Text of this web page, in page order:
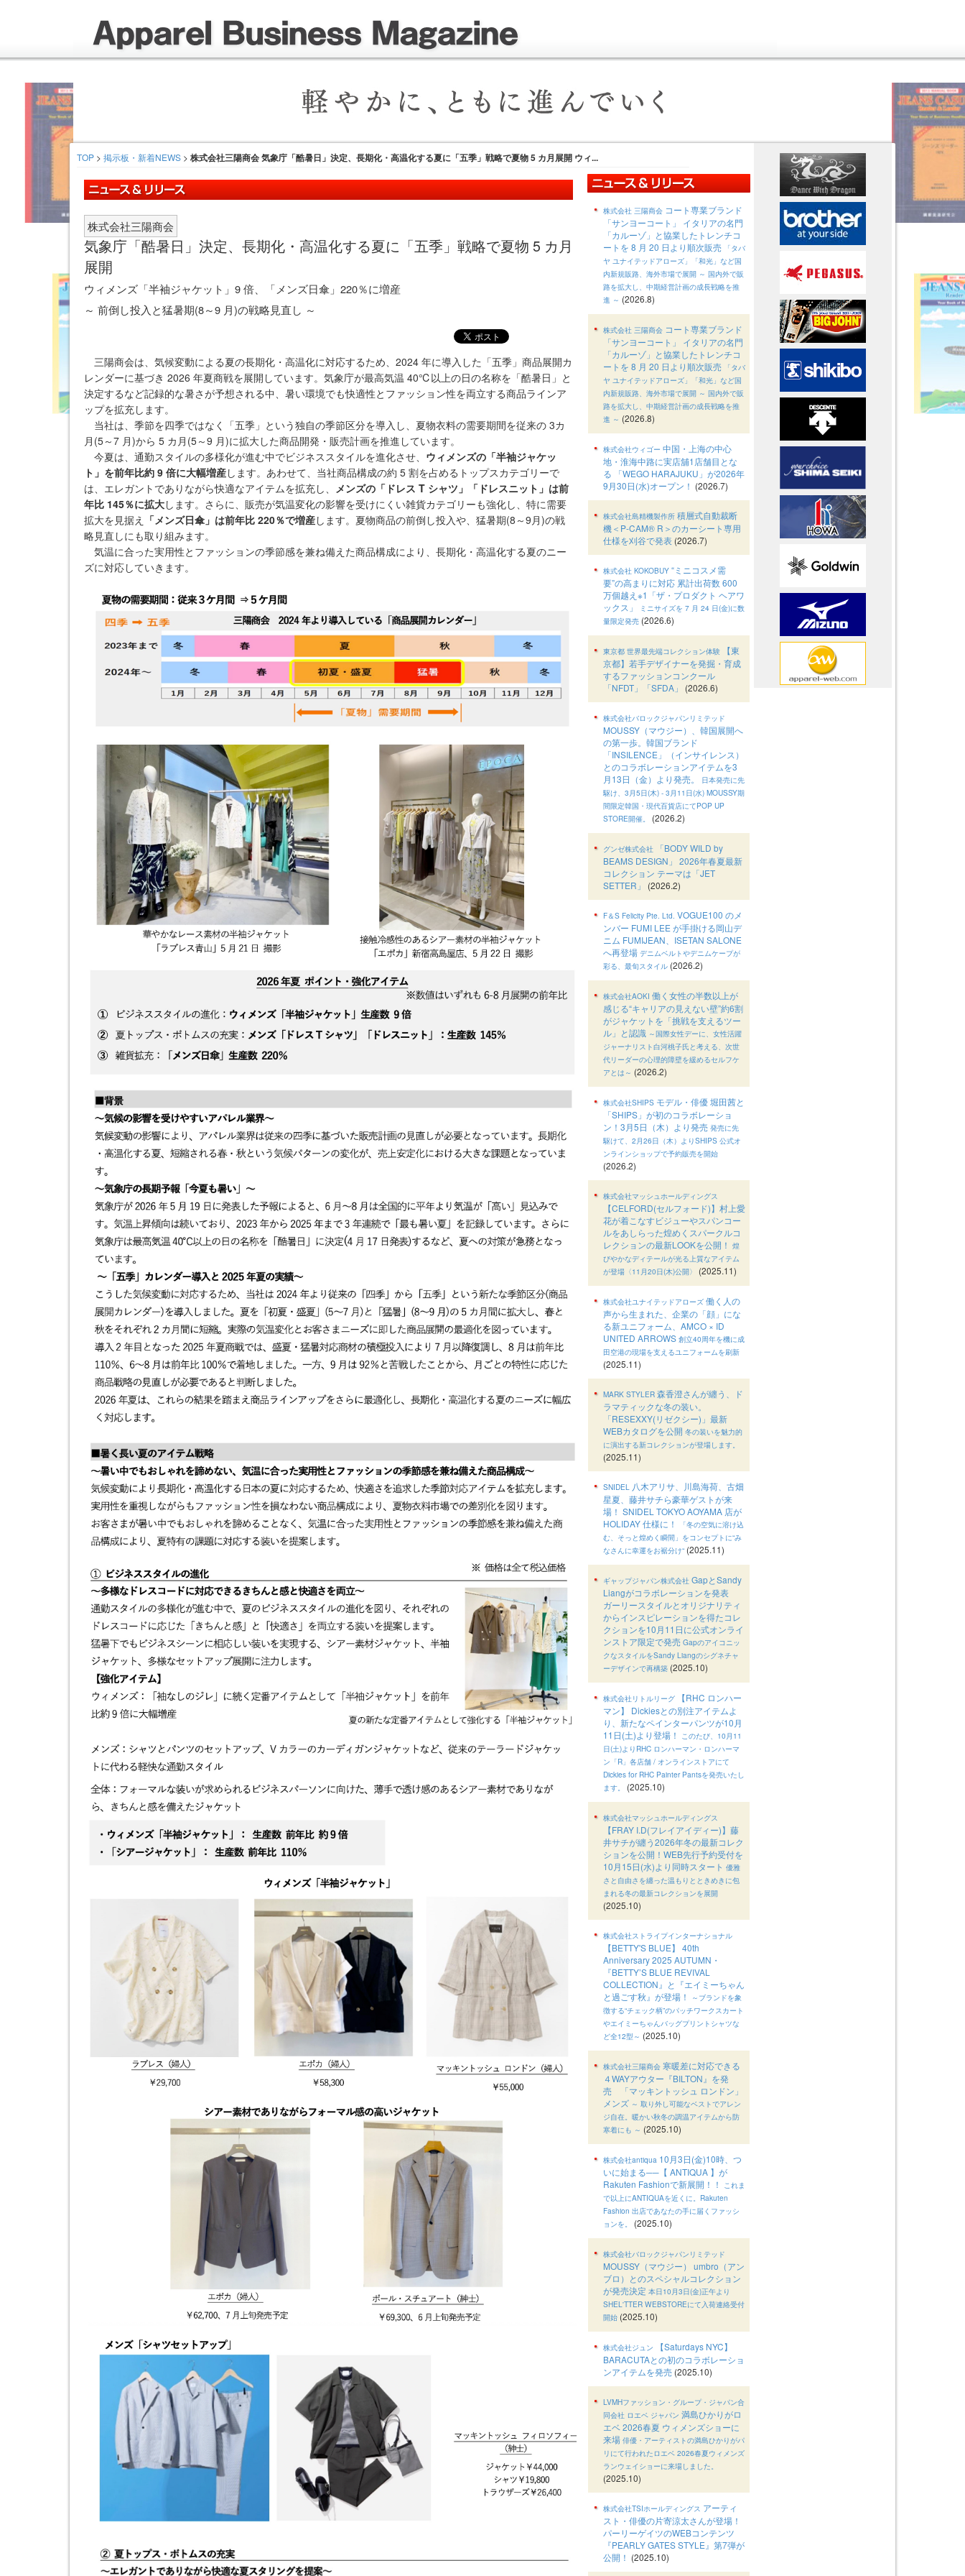
TOP > 掲示板・新着NEWS > 株式会社三陽商会 気象庁「酷暑日」決定、長期化・高温化する夏に「五季」戦略で夏物 5 カ月展開 ウィ...
株式会社三陽商会
気象庁「酷暑日」決定、長期化・高温化する夏に「五季」戦略で夏物 5 カ月
展開
ウィメンズ「半袖ジャケット」9 倍、「メンズ日傘」220％に増産
～ 前倒し投入と猛暑期(8～9 月)の戦略見直し ～
三陽商会は、気候変動による夏の長期化・高温化に対応するため、2024 年に導入した「五季」商品展開カ
レンダーに基づき 2026 年夏商戦を展開しています。気象庁が最高気温 40℃以上の日の名称を「酷暑日」と
決定するなど記録的な暑さが予想される中、暑い環境でも快適性とファッション性を両立する商品ラインア
ップを拡充します。
当社は、季節を四季ではなく「五季」という独自の季節区分を導入し、夏物衣料の需要期間を従来の 3カ
月(5～7 月)から 5 カ月(5～9 月)に拡大した商品開発・販売計画を推進しています。
今夏は、通勤スタイルの多様化が進む中でビジネススタイルを進化させ、 ウィメンズの「半袖ジャケッ
ト」を前年比約 9 倍に大幅増産します。あわせて、当社商品構成の約 5 割を占めるトップスカテゴリーで
は、エレガントでありながら快適なアイテムを拡充し、 メンズの「ドレス T シャツ」「ドレスニット」は前
年比 145％に拡大します。さらに、販売が気温変化の影響を受けにくい雑貨カテゴリーも強化し、特に需要
拡大を見据え 「メンズ日傘」は前年比 220％で増産します。夏物商品の前倒し投入や、猛暑期(8～9月)の戦
略見直しにも取り組みます。
気温に合った実用性とファッションの季節感を兼ね備えた商品構成により、長期化・高温化する夏のニー
ズに対応していきます。
株式会社 三陽商会 コート専業ブランド
「サンヨーコート」 イタリアの名門
「カルーゾ」と協業したトレンチコ
ートを 8 月 20 日より順次販売 「タバ
ヤ ユナイテッドアローズ」「和光」など国
内新規販路、海外市場で展開 ～ 国内外で販
路を拡大し、中期経営計画の成長戦略を推
進 ～ (2026.8)
株式会社 三陽商会 コート専業ブランド
「サンヨーコート」 イタリアの名門
「カルーゾ」と協業したトレンチコ
ートを 8 月 20 日より順次販売 「タバ
ヤ ユナイテッドアローズ」「和光」など国
内新規販路、海外市場で展開 ～ 国内外で販
路を拡大し、中期経営計画の成長戦略を推
進 ～ (2026.8)
株式会社ウィゴー 中国・上海の中心
地・淮海中路に実店舖1店舗目とな
る 「WEGO HARAJUKU」が2026年
9月30日(水)オープン！ (2026.7)
株式会社島精機製作所 積層式自動裁断
機＜P-CAM® R＞のカーシート専用
仕様を刈谷で発表 (2026.7)
株式会社 KOKOBUY “ミニコスメ需
要”の高まりに対応 累計出荷数 600
万個越え※1「ザ・プロダクト ヘアワ
ックス」
ミニサイズを 7 月 24 日(金)に数
量限定発売 (2026.6)
東京都 世界最先端コレクション体験 【東
京都】若手デザイナーを発掘・育成
するファッションコンクール
「NFDT」「SFDA」
(2026.6)
株式会社バロックジャパンリミテッド
MOUSSY（マウジー）、韓国展開へ
の第一歩。韓国ブランド
「INSILENCE」（インサイレンス）
とのコラボレーションアイテムを3
月13日（金）より発売。
日本発売に先
駆け、3月5日(木) - 3月11日(水) MOUSSY期
間限定韓国・現代百貨店にてPOP UP
STORE開催。
(2026.2)
グンゼ株式会社 「BODY WILD by
BEAMS DESIGN」 2026年春夏最新
コレクション テーマは「JET
SETTER」
(2026.2)
F＆S Felicity Pte. Ltd. VOGUE100 のメ
ンバー FUMI LEE が手掛ける岡山デ
ニム FUMIJEAN、ISETAN SALONE
へ再登場デニムベルトやデニムケープが
彩る、最旬スタイル (2026.2)
株式会社AOKI 働く女性の半数以上が
感じる“キャリアの見えない壁”約6割
がジャケットを「挑戦を支えるツー
ル」と認識 ～国際女性デーに、女性活躍
ジャーナリスト白河桃子氏と考える、次世
代リーダーの心理的障壁を緩めるセルフケ
アとは～ (2026.2)
株式会社SHIPS モデル・俳優 堀田茜と
「SHIPS」が初のコラボレーショ
ン！3月5日（木）より発売発売に先
駆けて、2月26日（木）よりSHIPS 公式オ
ンラインショップで予約販売を開始
(2026.2)
株式会社マッシュホールディングス
【CELFORD(セルフォード)】村上愛
花が着こなすビジューやスパンコー
ルをあしらった煌めくスパークルコ
レクションの最新LOOKを公開！煌
びやかなディテールが光る上質なアイテム
が登場〈11月20日(木)公開〉
(2025.11)
株式会社ユナイテッドアローズ 働く人の
声から生まれた、企業の「顔」にな
る新ユニフォーム、AMCO × ID
UNITED ARROWS創立40周年を機に成
田空港の現場を支えるユニフォームを刷新
(2025.11)
MARK STYLER 森香澄さんが纏う、ド
ラマティックな冬の装い。
「RESEXXY(リゼクシー)」最新
WEBカタログを公開冬の装いを魅力的
に演出する新コレクションが登場します。
(2025.11)
SNIDEL 八木アリサ、川島海荷、古畑
星夏、藤井サチら豪華ゲストが来
場！ SNIDEL TOKYO AOYAMA 店が
HOLIDAY 仕様に！
「冬の空気に溶け込
む、そっと煌めく瞬間」をコンセプトに“み
なさんに幸運をお裾分け“ (2025.11)
ギャップジャパン株式会社 GapとSandy
Liangがコラボレーションを発表
ガーリースタイルとオリジナリティ
からインスピレーションを得たコレ
クションを10月11日に公式オンライ
ンストア限定で発売Gapのアイコニッ
クなスタイルをSandy Liangのシグネチャ
ーデザインで再構築 (2025.10)
株式会社リトルリーグ 【RHC ロンハー
マン】 Dickiesとの別注アイテムよ
り、新たなペインターパンツが10月
11日(土)より登場！ このたび、10月11
日(土)よりRHC ロンハーマン・ロンハーマ
ン「R」各店舗 / オンラインストアにて
Dickies for RHC Painter Pantsを発売いたし
ます。
(2025.10)
株式会社マッシュホールディングス
【FRAY I.D(フレイアイディー)】藤
井サチが纏う2026年冬の最新コレク
ションを公開！WEB先行予約受付を
10月15日(水)より同時スタート優雅
さと自由さを纏った温もりとときめきに包
まれる冬の最新コレクションを展開
(2025.10)
株式会社ストライプインターナショナル
【BETTY'S BLUE】 40th
Anniversary 2025 AUTUMN・
『BETTY’S BLUE REVIVAL
COLLECTION』と『エイミーちゃん
と過ごす秋』が登場！
～ブランドを象
徴する“チェック柄”のパッチワークスカート
やエイミーちゃんバッグプリントシャツな
ど全12型～ (2025.10)
株式会社三陽商会 寒暖差に対応できる
４WAYアウター『BILTON』を発
売 「マッキントッシュ ロンドン」
メンズ ～ 取り外し可能なベストでアレン
ジ自在。暖かい秋冬の調温アイテムから防
寒着にも ～ (2025.10)
株式会社antiqua 10月3日(金)10時、つ
いに始まる──【 ANTIQUA 】が
Rakuten Fashionで新展開！！ これま
で以上にANTIQUAを近くに。Rakuten
Fashion 出店であなたの手に届くファッシ
ョンを。
(2025.10)
株式会社バロックジャパンリミテッド
MOUSSY（マウジー） umbro（アン
ブロ）とのスペシャルコレクション
が発売決定本日10月3日(金)正午より
SHEL'TTER WEBSTOREにて入荷連絡受付
開始 (2025.10)
株式会社ジュン
【Saturdays NYC】
BARACUTAとの初のコラボレーショ
ンアイテムを発売 (2025.10)
LVMHファッション・グループ・ジャパン合
同会社 ロエベ ジャパン 満島ひかりがロ
エベ 2026春夏 ウィメンズショーに
来場俳優・アーティストの満島ひかりがパ
リにて行われたロエベ 2026春夏ウィメンズ
ランウェイショーに来場しました。
(2025.10)
株式会社TSIホールディングス アーティ
スト・俳優の片寄涼太さんが登場！
パーリーゲイツのWEBコンテンツ
『PEARLY GATES STYLE』第7弾が
公開！ (2025.10)